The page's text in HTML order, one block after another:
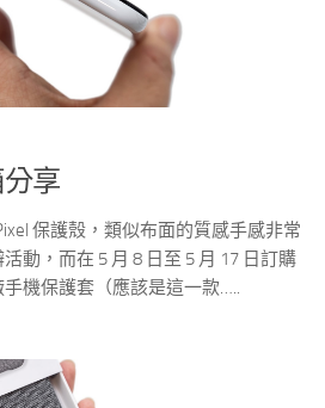
享
保護殼，類似布面的質感手感非常
動，而在 5 月 8 日至 5 月 17 日訂購
機保護套（應該是這一款…..